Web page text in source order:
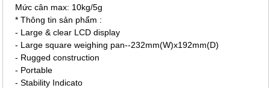
Mức cân max: 10kg/5g
* Thông tin sản phẩm :
- Large & clear LCD display
- Large square weighing pan--232mm(W)x192mm(D)
- Rugged construction
- Portable
- Stability Indicato